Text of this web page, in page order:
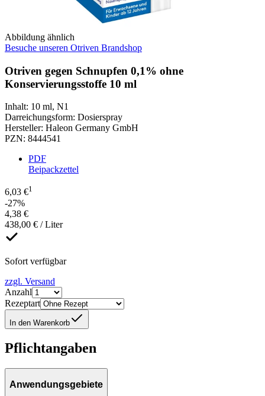
Abbildung ähnlich
Besuche unseren Otriven Brandshop
Otriven gegen Schnupfen 0,1% ohne
Konservierungsstoffe 10 ml
Inhalt: 10 ml, N1
Darreichungsform: Dosierspray
Hersteller: Haleon Germany GmbH
PZN: 8444541
PDF
Beipackzettel
6,03 €1
-27%
4,38 €
438,00 € / Liter
Sofort verfügbar
zzgl. Versand
Anzahl
Rezeptart
In den Warenkorb
Pflichtangaben
Anwendungsgebiete